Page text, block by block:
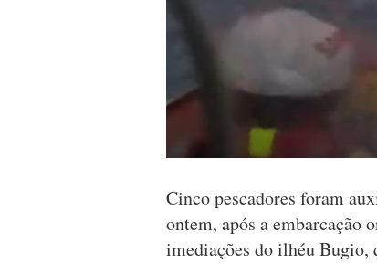
Cinco pescadores foram
ontem, após a embarcação
imediações do ilhéu Bugio,